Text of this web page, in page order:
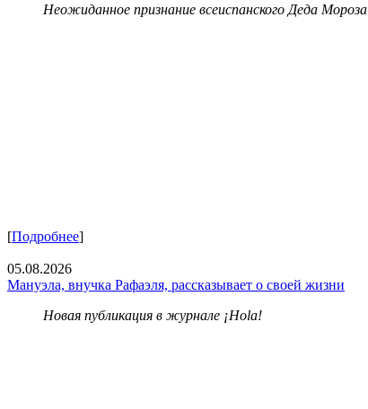
Неожиданное признание всеиспанского Деда Мороза
[Подробнее]
05.08.2026
Мануэла, внучка Рафаэля, рассказывает о своей жизни
Новая публикация в журнале ¡Hola!